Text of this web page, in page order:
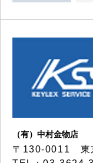
（有）中村金物店
〒130-0011 東